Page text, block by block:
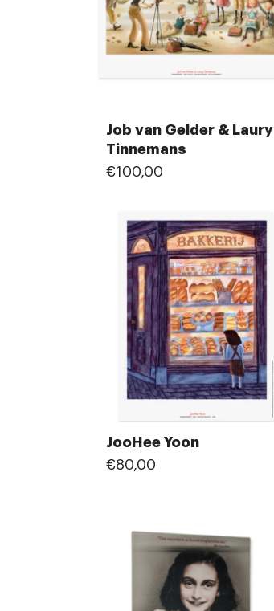
Job van Gelder & Laury
Tinnemans
€100,00
JooHee Yoon
€80,00